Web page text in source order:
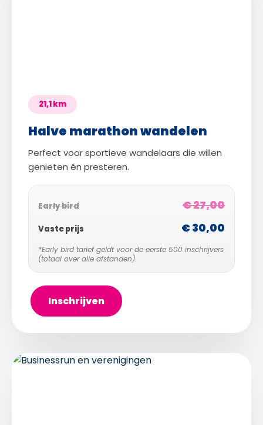
21,1 km
Halve marathon wandelen
Perfect voor sportieve wandelaars die willen
genieten én presteren.
Early bird € 27,00
Vaste prijs € 30,00
*Early bird tarief geldt voor de eerste 500 inschrijvers
(totaal over alle afstanden).
Inschrijven